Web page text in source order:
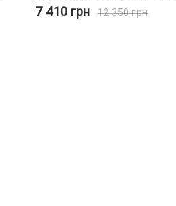
7 410 грн 12 350грн